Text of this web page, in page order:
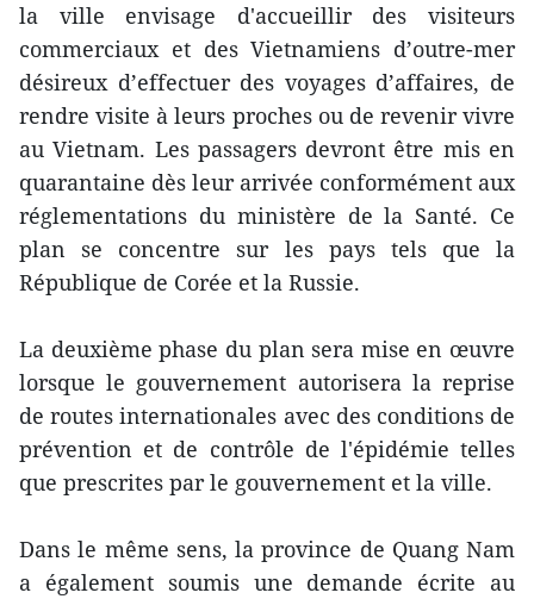
la ville envisage d'accueillir des visiteurs
commerciaux et des Vietnamiens d’outre-mer
désireux d’effectuer des voyages d’affaires, de
rendre visite à leurs proches ou de revenir vivre
au Vietnam. Les passagers devront être mis en
quarantaine dès leur arrivée conformément aux
réglementations du ministère de la Santé. Ce
plan se concentre sur les pays tels que la
République de Corée et la Russie.
La deuxième phase du plan sera mise en œuvre
lorsque le gouvernement autorisera la reprise
de routes internationales avec des conditions de
prévention et de contrôle de l'épidémie telles
que prescrites par le gouvernement et la ville.
Dans le même sens, la province de Quang Nam
a également soumis une demande écrite au